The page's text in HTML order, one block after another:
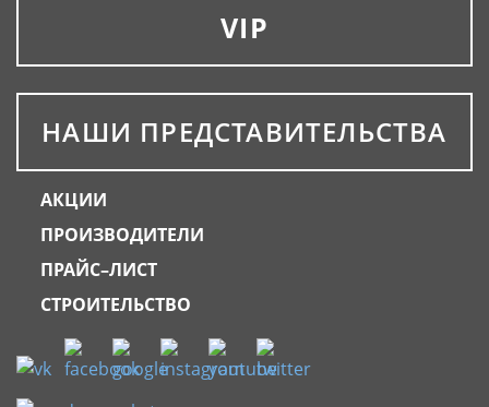
VIP
НАШИ ПРЕДСТАВИТЕЛЬСТВА
АКЦИИ
ПРОИЗВОДИТЕЛИ
ПРАЙС–ЛИСТ
СТРОИТЕЛЬСТВО